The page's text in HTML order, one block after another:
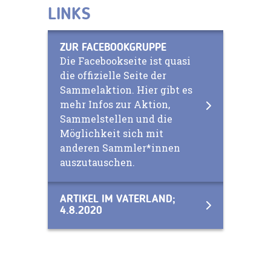
LINKS
ZUR FACEBOOKGRUPPE
Die Facebookseite ist quasi
die offizielle Seite der
Sammelaktion. Hier gibt es
mehr Infos zur Aktion,
Sammelstellen und die
Möglichkeit sich mit
anderen Sammler*innen
auszutauschen.
ARTIKEL IM VATERLAND;
4.8.2020